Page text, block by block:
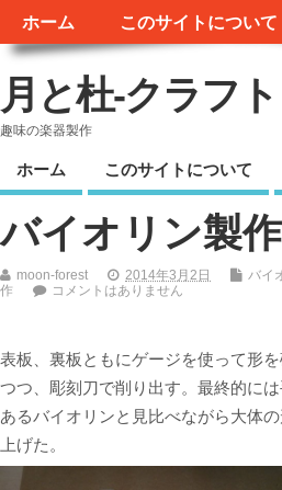
ホーム このサイトについて
月と杜-クラフト
趣味の楽器製作
ホーム このサイトについて
バイオリン製
moon-forest 2014年3月2日
バイ
作
コメントはありません
表板、裏板ともにゲージを使って形
つつ、彫刻刀で削り出す。最終的には
あるバイオリンと見比べながら大体
上げた。